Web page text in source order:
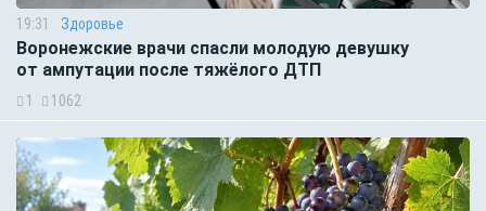
19:31 Здоровье
Воронежские врачи спасли молодую девушку
от ампутации после тяжёлого ДТП
1 1062